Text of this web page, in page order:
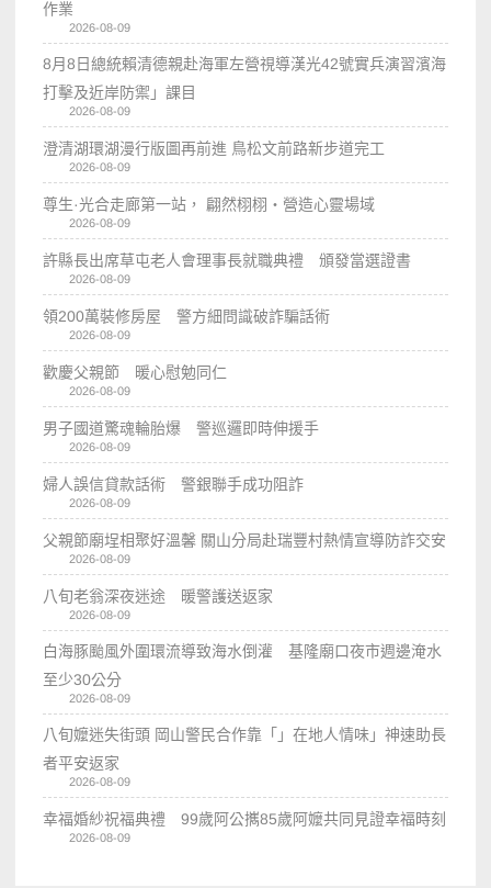
作業
2026-08-09
8月8日總統賴清德親赴海軍左營視導漢光42號實兵演習濱海
打擊及近岸防禦」課目
2026-08-09
澄清湖環湖漫行版圖再前進 鳥松文前路新步道完工
2026-08-09
尊生·光合走廊第一站， 翩然栩栩・營造心靈場域
2026-08-09
許縣長出席草屯老人會理事長就職典禮 頒發當選證書
2026-08-09
領200萬裝修房屋 警方細問識破詐騙話術
2026-08-09
歡慶父親節 暖心慰勉同仁
2026-08-09
男子國道驚魂輪胎爆 警巡邏即時伸援手
2026-08-09
婦人誤信貸款話術 警銀聯手成功阻詐
2026-08-09
父親節廟埕相聚好溫馨 關山分局赴瑞豐村熱情宣導防詐交安
2026-08-09
八旬老翁深夜迷途 暖警護送返家
2026-08-09
白海豚颱風外圍環流導致海水倒灌 基隆廟口夜市週邊淹水
至少30公分
2026-08-09
八旬嬤迷失街頭 岡山警民合作靠「」在地人情味」神速助長
者平安返家
2026-08-09
幸福婚紗祝福典禮 99歲阿公𢹂85歲阿嬤共同見證幸福時刻
2026-08-09